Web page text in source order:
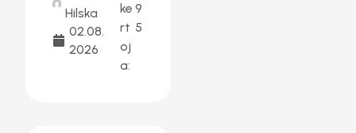
Hilska
02.08.
2026
ke
rt
oj
a:
9
5